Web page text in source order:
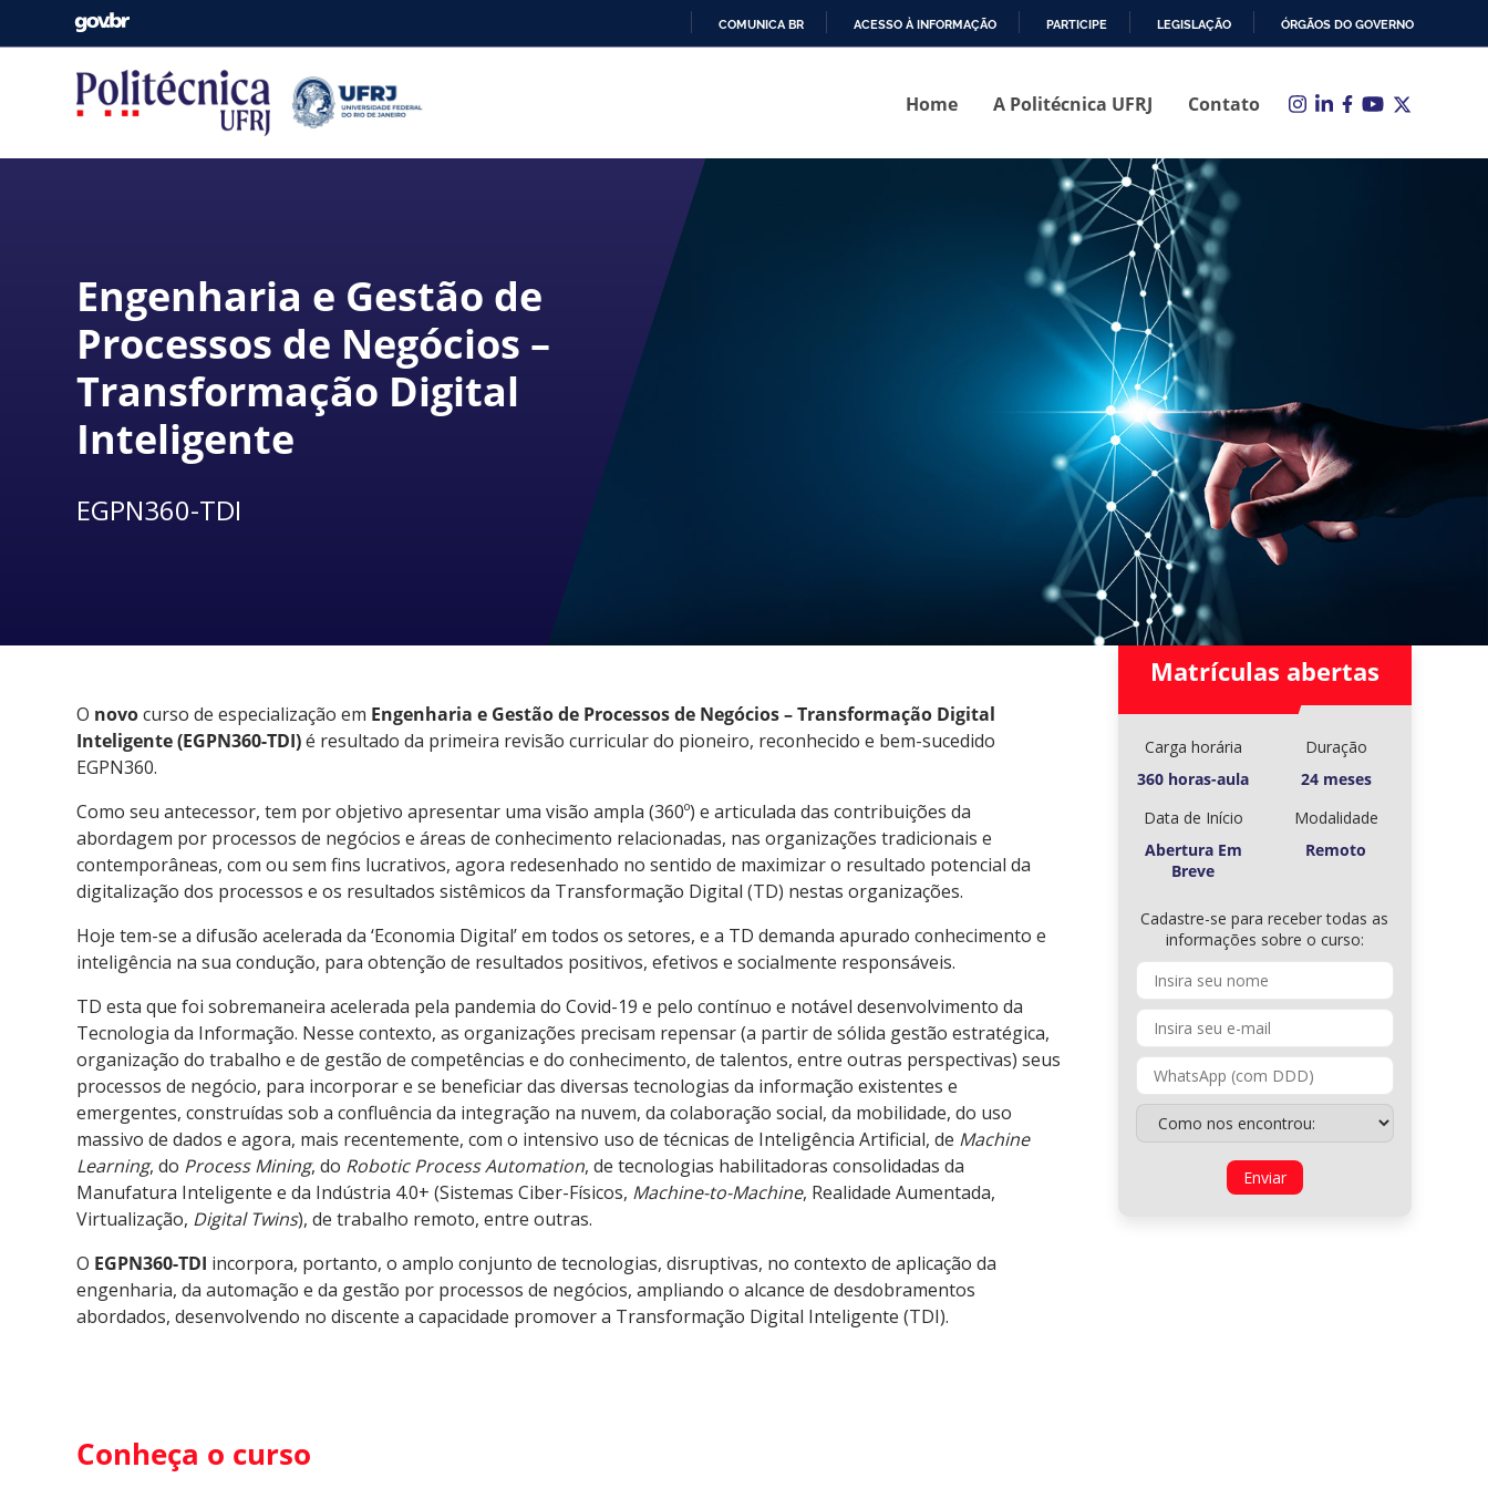
COMUNICA BR ACESSO À INFORMAÇÃO PARTICIPE LEGISLAÇÃO ÓRGÃOS DO GOVERNO
Home A Politécnica UFRJ Contato
Engenharia e Gestão de
Processos de Negócios –
Transformação Digital
Inteligente
EGPN360-TDI
O novocurso de especialização em Engenharia e Gestão de Processos de Negócios – Transformação Digital
Inteligente (EGPN360-TDI)é resultado da primeira revisão curricular do pioneiro, reconhecido e bem-sucedido
EGPN360.
Como seu antecessor, tem por objetivo apresentar uma visão ampla (360º) e articulada das contribuições da
abordagem por processos de negócios e áreas de conhecimento relacionadas, nas organizações tradicionais e
contemporâneas, com ou sem fins lucrativos, agora redesenhado no sentido de maximizar o resultado potencial da
digitalização dos processos e os resultados sistêmicos da Transformação Digital (TD) nestas organizações.
Hoje tem-se a difusão acelerada da ‘Economia Digital’ em todos os setores, e a TD demanda apurado conhecimento e
inteligência na sua condução, para obtenção de resultados positivos, efetivos e socialmente responsáveis.
TD esta que foi sobremaneira acelerada pela pandemia do Covid-19 e pelo contínuo e notável desenvolvimento da
Tecnologia da Informação. Nesse contexto, as organizações precisam repensar (a partir de sólida gestão estratégica,
organização do trabalho e de gestão de competências e do conhecimento, de talentos, entre outras perspectivas) seus
processos de negócio, para incorporare se beneficiar das diversas tecnologias da informação existentes e
emergentes, construídas sob a confluência da integração na nuvem, da colaboração social, da mobilidade, do uso
massivo de dados e agora, mais recentemente, com o intensivo uso de técnicas de Inteligência Artificial, de Machine
Learning, do Process Mining, do Robotic Process Automation, de tecnologias habilitadoras consolidadas da
Manufatura Inteligente e da Indústria 4.0+ (Sistemas Ciber-Físicos, Machine-to-Machine, Realidade Aumentada,
Virtualização, Digital Twins), de trabalho remoto, entre outras.
O EGPN360-TDI incorpora, portanto, o amplo conjunto de tecnologias, disruptivas, no contexto de aplicação da
engenharia, da automação e da gestão por processos de negócios, ampliando o alcance de desdobramentos
abordados, desenvolvendo no discente a capacidade promover a Transformação Digital Inteligente (TDI).
Conheça o curso
Matrículas abertas
Carga horária
360 horas-aula
Duração
24 meses
Data de Início
Abertura Em
Breve
Modalidade
Remoto
Cadastre-se para receber todas as
informações sobre o curso: